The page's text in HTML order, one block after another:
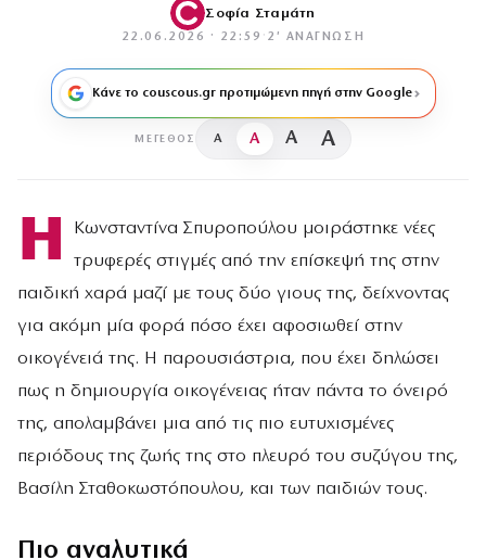
Σοφία Σταμάτη
22.06.2026 · 22:59 · 2′ ΑΝΆΓΝΩΣΗ
Κάνε το couscous.gr προτιμώμενη πηγή στην Google
ΜΈΓΕΘΟΣ A A A A
Η
Κωνσταντίνα Σπυροπούλου μοιράστηκε νέες
τρυφερές στιγμές από την επίσκεψή της στην
παιδική χαρά μαζί με τους δύο γιους της, δείχνοντας
για ακόμη μία φορά πόσο έχει αφοσιωθεί στην
οικογένειά της. Η παρουσιάστρια, που έχει δηλώσει
πως η δημιουργία οικογένειας ήταν πάντα το όνειρό
της, απολαμβάνει μια από τις πιο ευτυχισμένες
περιόδους της ζωής της στο πλευρό του συζύγου της,
Βασίλη Σταθοκωστόπουλου, και των παιδιών τους.
Πιο αναλυτικά